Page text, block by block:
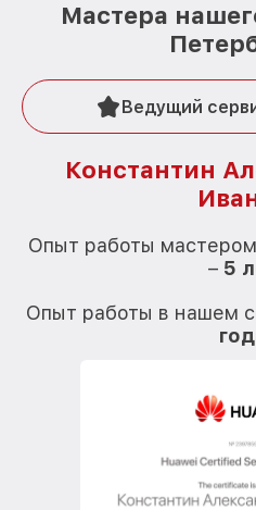
Мастера
Ведущий
Константин
Опыт работы
– 5
Опыт работы в нашем